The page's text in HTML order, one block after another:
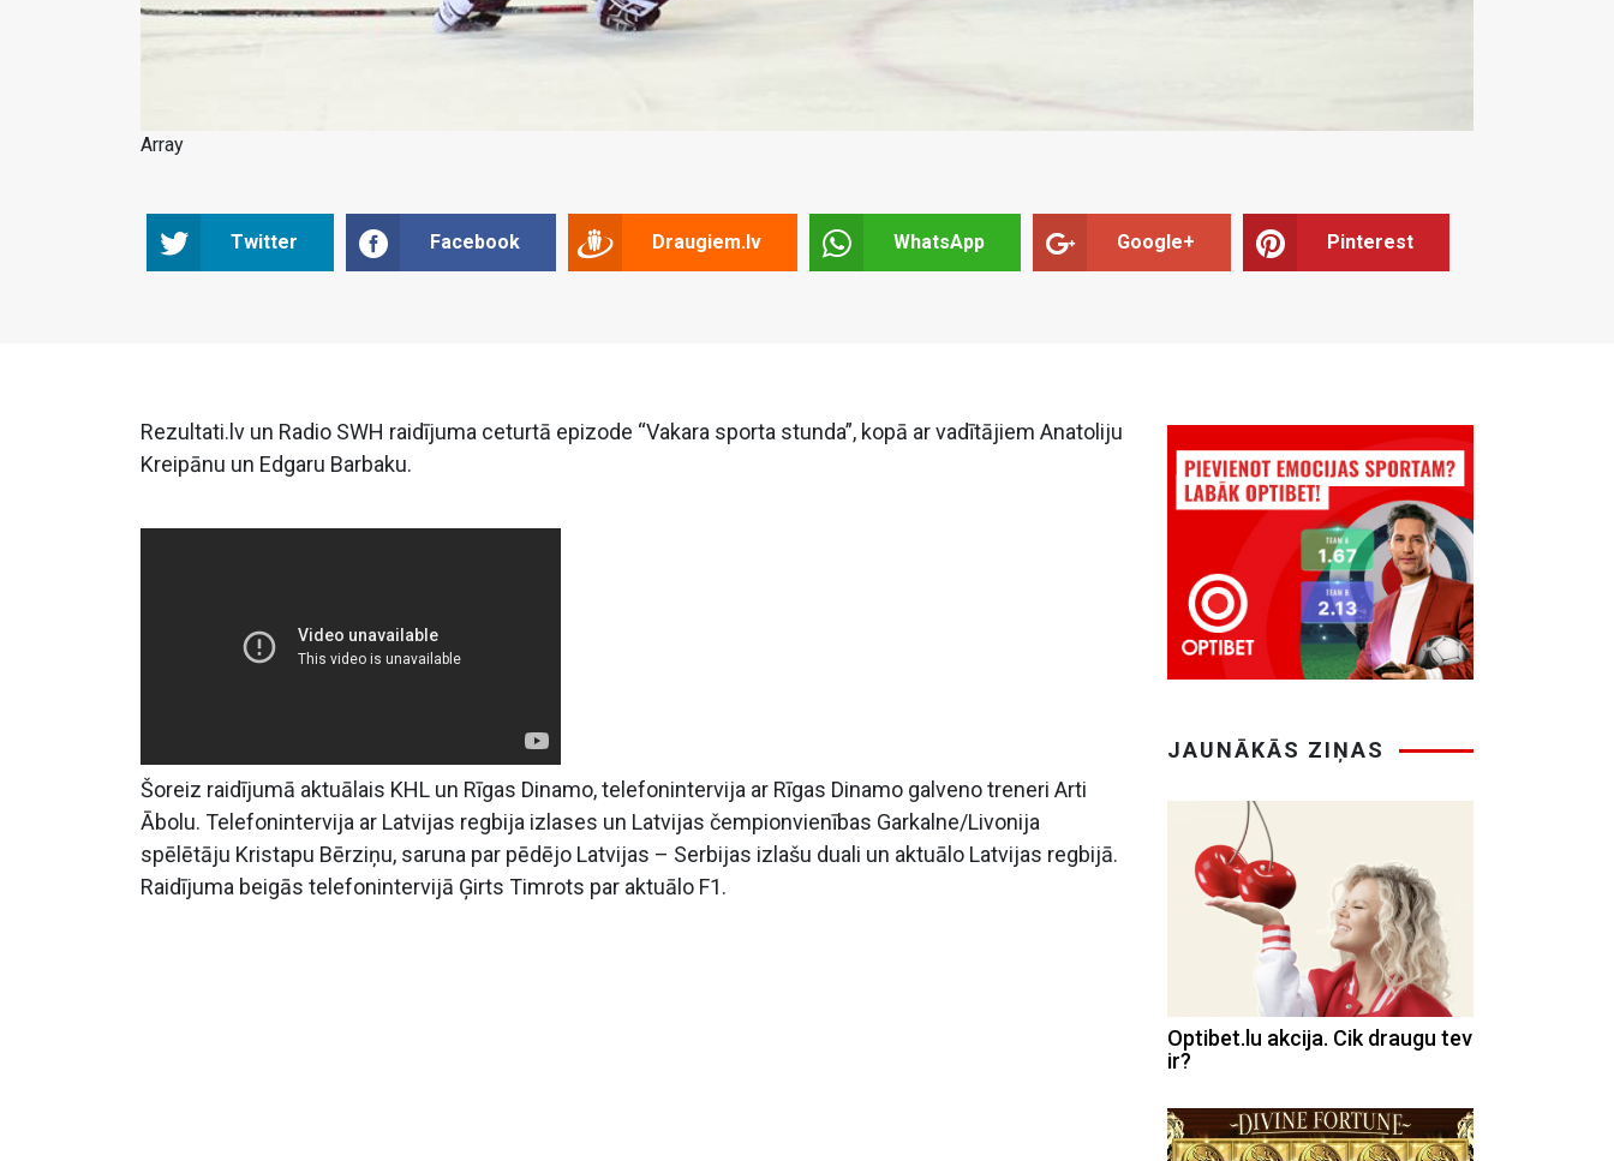
Array
Twitter Facebook Draugiem.lv WhatsApp Google+ Pinterest
Rezultati.lv un Radio SWH raidījuma ceturtā epizode “Vakara sporta stunda”, kopā ar vadītājiem Anatoliju
Kreipānu un Edgaru Barbaku.
Šoreiz raidījumā aktuālais KHL un Rīgas Dinamo, telefonintervija ar Rīgas Dinamo galveno treneri Arti
Ābolu. Telefonintervija ar Latvijas regbija izlases un Latvijas čempionvienības Garkalne/Livonija
spēlētāju Kristapu Bērziņu, saruna par pēdējo Latvijas – Serbijas izlašu duali un aktuālo Latvijas regbijā.
Raidījuma beigās telefonintervijā Ģirts Timrots par aktuālo F1.
JAUNĀKĀS ZIŅAS
Optibet.lu akcija. Cik draugu tev
ir?